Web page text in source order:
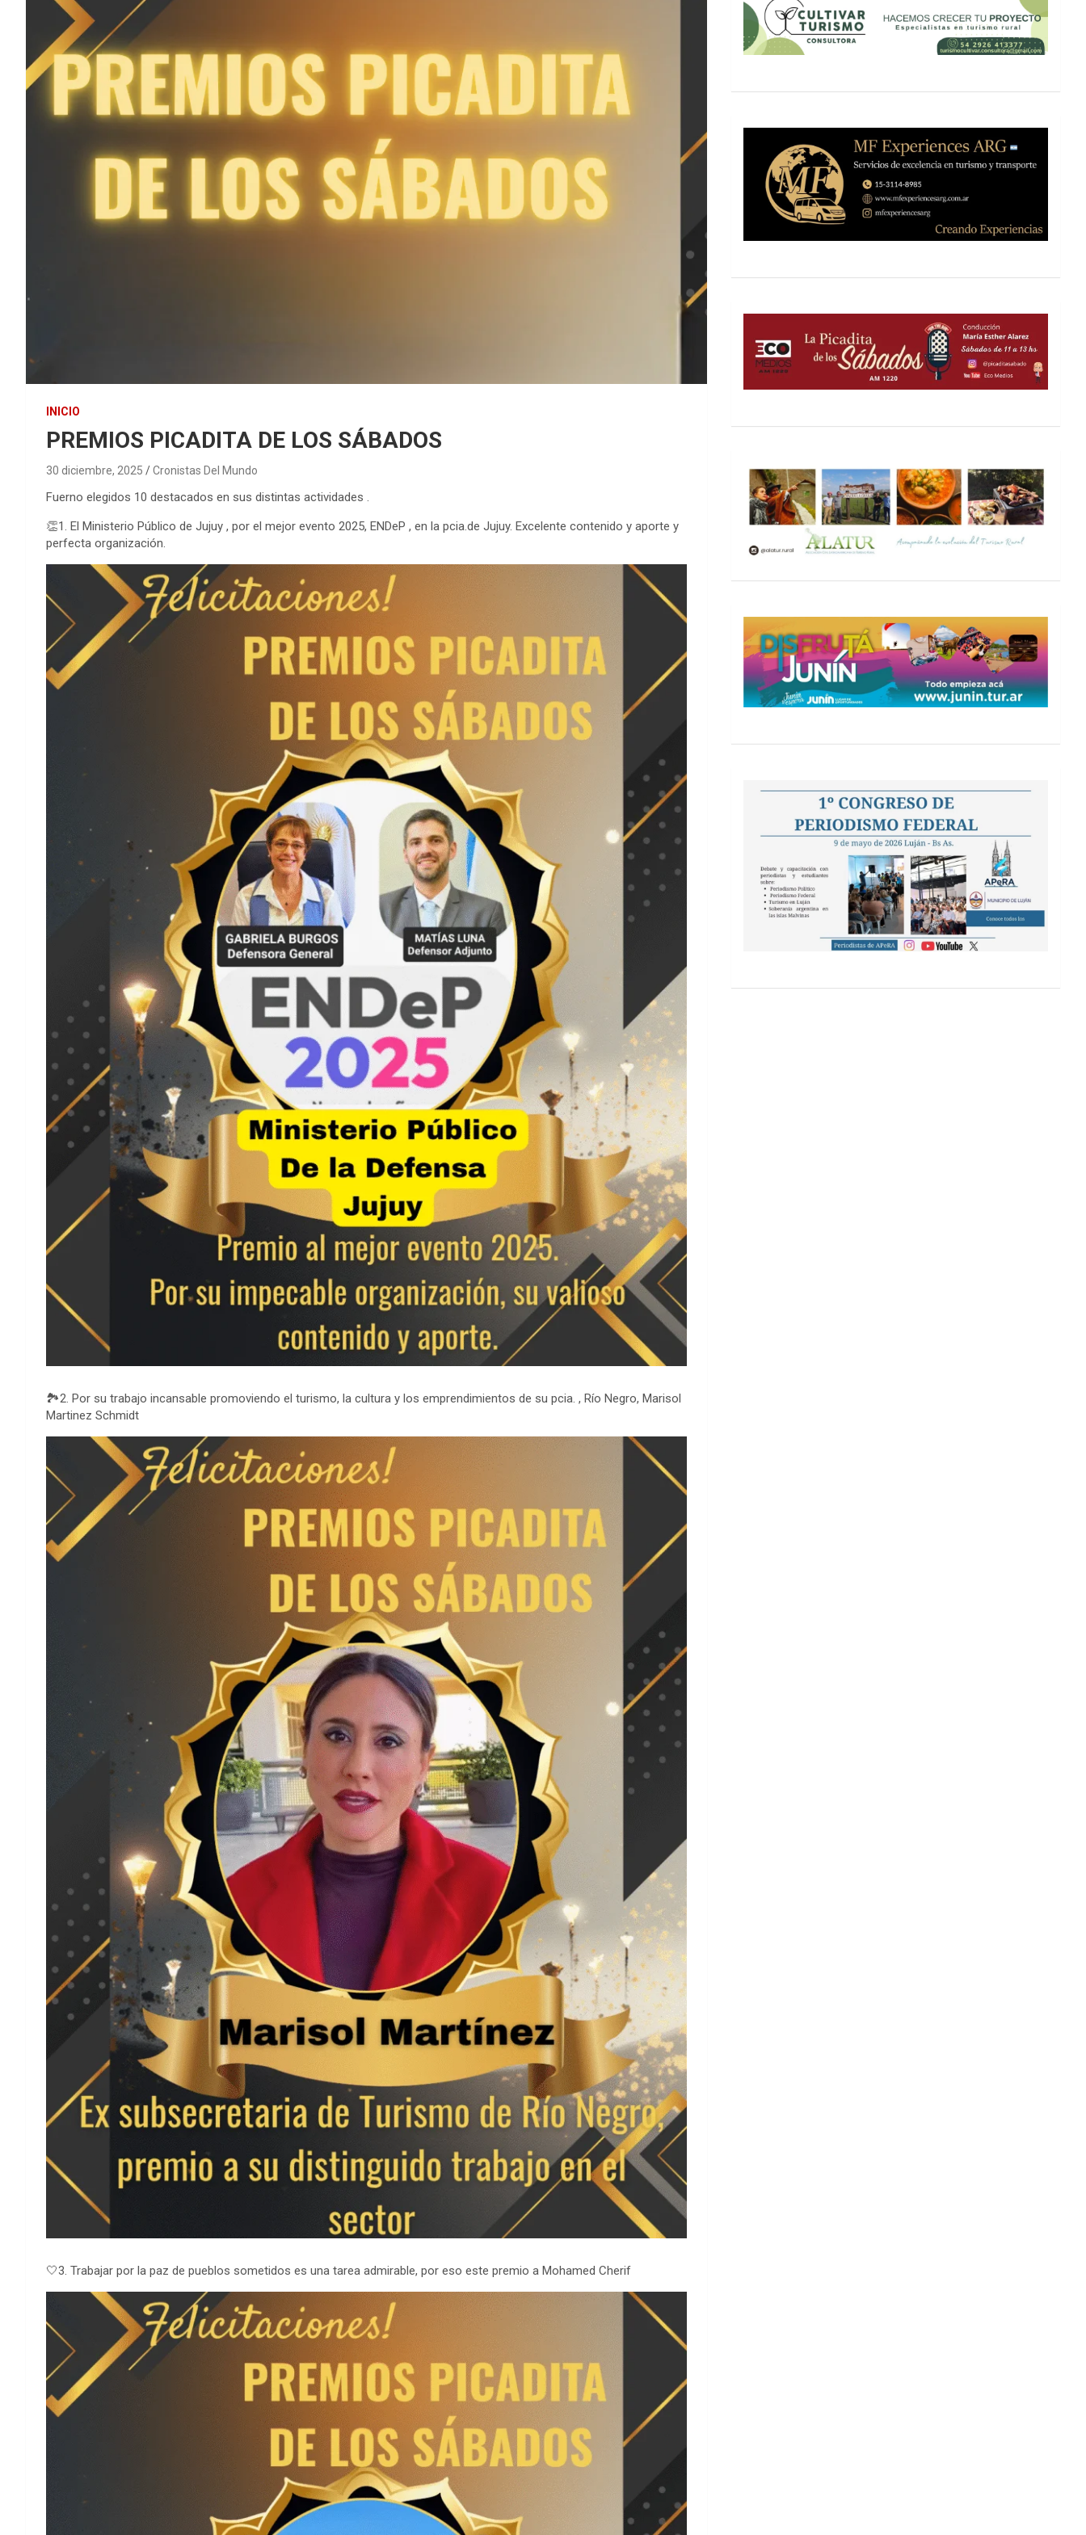
INICIO
PREMIOS PICADITA DE LOS SÁBADOS
30 diciembre, 2025 Cronistas Del Mundo
Fuerno elegidos 10 destacados en sus distintas actividades .
👏1. El Ministerio Público de Jujuy , por el mejor evento 2025, ENDeP , en la pcia.de Jujuy. Excelente contenido y aporte y
perfecta organización.
🏞2. Por su trabajo incansable promoviendo el turismo, la cultura y los emprendimientos de su pcia. , Río Negro, Marisol
Martinez Schmidt
🤍3. Trabajar por la paz de pueblos sometidos es una tarea admirable, por eso este premio a Mohamed Cherif